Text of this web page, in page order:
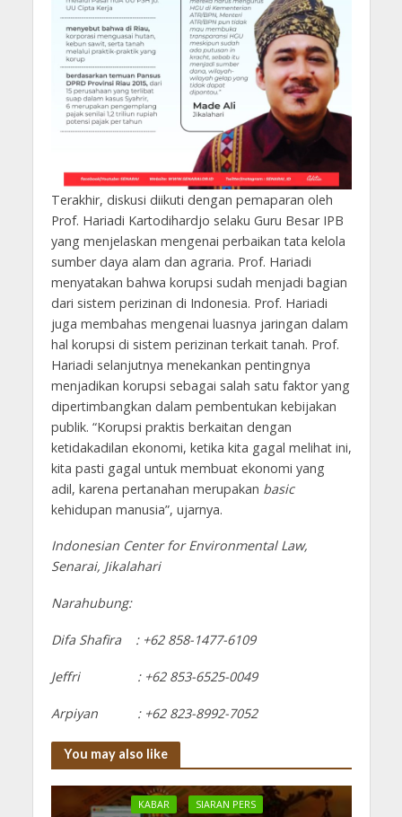
Terakhir, diskusi diikuti dengan pemaparan oleh
Prof. Hariadi Kartodihardjo selaku Guru Besar IPB
yang menjelaskan mengenai perbaikan tata kelola
sumber daya alam dan agraria. Prof. Hariadi
menyatakan bahwa korupsi sudah menjadi bagian
dari sistem perizinan di Indonesia. Prof. Hariadi
juga membahas mengenai luasnya jaringan dalam
hal korupsi di sistem perizinan terkait tanah. Prof.
Hariadi selanjutnya menekankan pentingnya
menjadikan korupsi sebagai salah satu faktor yang
dipertimbangkan dalam pembentukan kebijakan
publik. “Korupsi praktis berkaitan dengan
ketidakadilan ekonomi, ketika kita gagal melihat ini,
kita pasti gagal untuk membuat ekonomi yang
adil, karena pertanahan merupakan basic
kehidupan manusia”, ujarnya.
Indonesian Center for Environmental Law,
Senarai, Jikalahari
Narahubung:
Difa Shafira : +62 858-1477-6109
Jeffri : +62 853-6525-0049
Arpiyan : +62 823-8992-7052
You may also like
KABAR SIARAN PERS